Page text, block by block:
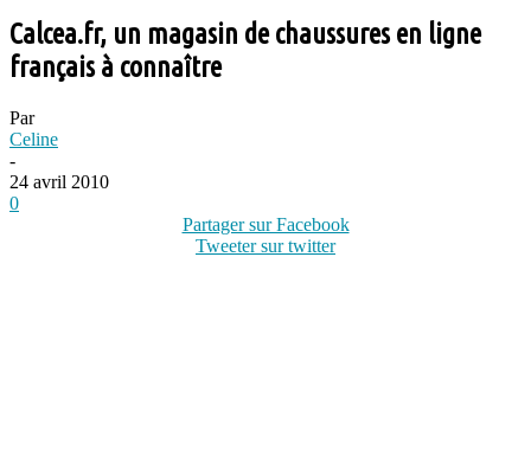
Calcea.fr, un magasin de chaussures en ligne
français à connaître
Par
Celine
-
24 avril 2010
0
Partager sur Facebook
Tweeter sur twitter